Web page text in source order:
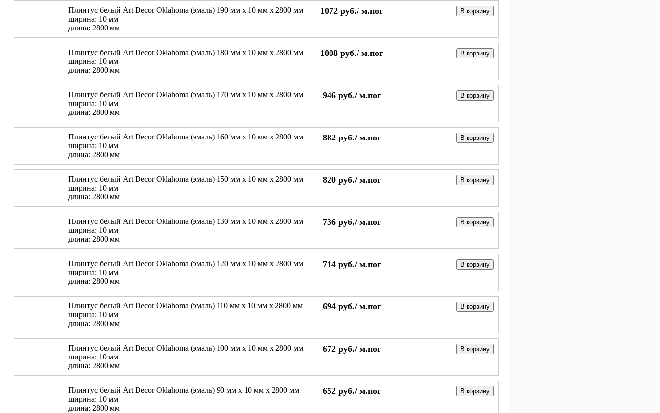
Плинтус белый Art Decor Oklahoma (эмаль) 190 мм х 10 мм х 2800 мм
ширина: 10 мм
длина: 2800 мм
1072 руб./ м.пог В корзину
Плинтус белый Art Decor Oklahoma (эмаль) 180 мм х 10 мм х 2800 мм
ширина: 10 мм
длина: 2800 мм
1008 руб./ м.пог В корзину
Плинтус белый Art Decor Oklahoma (эмаль) 170 мм х 10 мм х 2800 мм
ширина: 10 мм
длина: 2800 мм
946 руб./ м.пог В корзину
Плинтус белый Art Decor Oklahoma (эмаль) 160 мм х 10 мм х 2800 мм
ширина: 10 мм
длина: 2800 мм
882 руб./ м.пог В корзину
Плинтус белый Art Decor Oklahoma (эмаль) 150 мм х 10 мм х 2800 мм
ширина: 10 мм
длина: 2800 мм
820 руб./ м.пог В корзину
Плинтус белый Art Decor Oklahoma (эмаль) 130 мм х 10 мм х 2800 мм
ширина: 10 мм
длина: 2800 мм
736 руб./ м.пог В корзину
Плинтус белый Art Decor Oklahoma (эмаль) 120 мм х 10 мм х 2800 мм
ширина: 10 мм
длина: 2800 мм
714 руб./ м.пог В корзину
Плинтус белый Art Decor Oklahoma (эмаль) 110 мм х 10 мм х 2800 мм
ширина: 10 мм
длина: 2800 мм
694 руб./ м.пог В корзину
Плинтус белый Art Decor Oklahoma (эмаль) 100 мм х 10 мм х 2800 мм
ширина: 10 мм
длина: 2800 мм
672 руб./ м.пог В корзину
Плинтус белый Art Decor Oklahoma (эмаль) 90 мм х 10 мм х 2800 мм
ширина: 10 мм
длина: 2800 мм
652 руб./ м.пог В корзину